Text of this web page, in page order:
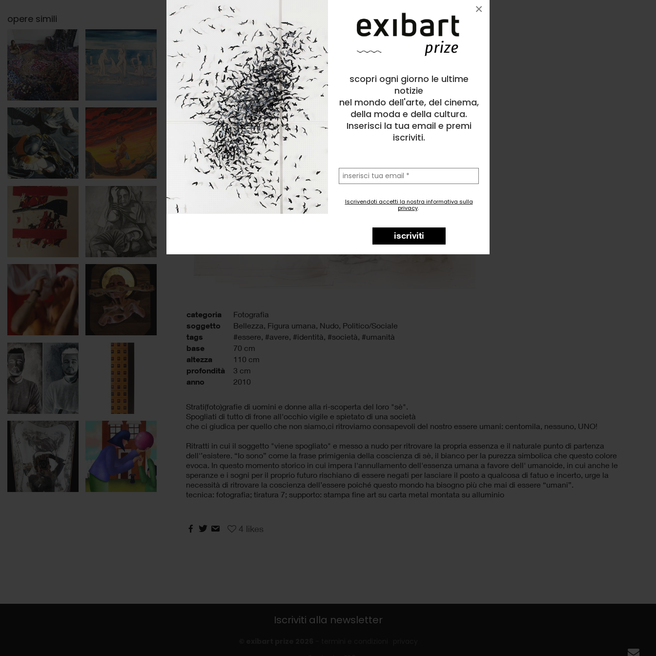
scopri ogni giorno le ultime
notizie
nel mondo dell'arte, del cinema,
della moda e della cultura.
Inserisci la tua email e premi
iscriviti.
la
tua
email
Iscrivendoti accetti la nostra informativa sulla
privacy.
iscriviti
×
categoria Fotografia
soggetto Bellezza, Figura umana, Nudo, Politico/Sociale
tags #essere, #avere, #identità, #società, #umanità
base 70 cm
altezza 110 cm
profondità 3 cm
anno 2010
Strati(foto)grafie di uomini e donne alla ri-scoperta del loro "sè".
Spogliati di tutto di frone all'occhio vigile e spietato di una società
che ci giudica per quello che non siamo,ci ritroviamo consapevoli del nostro essere umani: centomila, nessuno, UNO!
Ritratti in cui il soggetto "viene spogliato" e messo a nudo per ritrovare la propria essenza e il naturale punto di partenza
dell'’esistere. “Io sono” come la frase primigenia della coscienza di sè, il bianco per la purezza simbolica che questo colore
evoca. In questo momento storico in cui impera l'annullamento dell'essenza umana a favore dell' umanoide, in cui anche le
speranze e i sogni per il proprio futuro rischiano di essere negati per lasciare il posto a qualcosa di fatuo e incerto, urge la
necessità di ritrovare la coscienza dell’essere poiché questo mondo ha bisogno più che mai di essere “umani”.
tecnica: fotografia; tiratura 7; supporto: stampa fine art su carta metal montata su alluminio
4 likes
opere simili
Iscriviti alla newsletter